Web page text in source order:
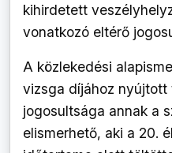
kihirdetett
vonatkozó eltérő
A közlekedési
vizsga díjához nyújtott
jogosultsága annak a
elismerhető, aki a 20.